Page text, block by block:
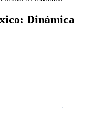
Dinámica